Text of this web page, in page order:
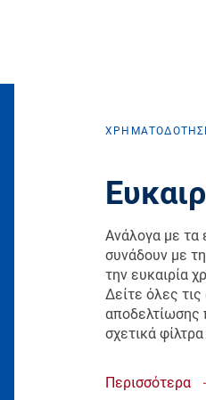
Ανάλογα με τα
συνάδουν με
την ευκαιρία
Δείτε όλες
αποδελτίωσης
σχετικά
Περισσότερα